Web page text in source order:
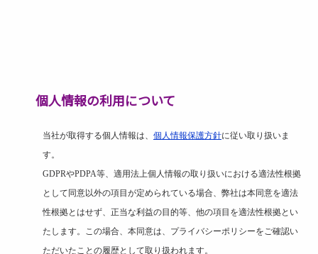
個人情報の利用について
当社が取得する個人情報は、 個人情報保護方針に従い取り扱いま
す。
GDPRやPDPA等、適用法上個人情報の取り扱いにおける適法性根拠
として同意以外の項目が定められている場合、弊社は本同意を適法
性根拠とはせず、正当な利益の目的等、他の項目を適法性根拠とい
たします。この場合、本同意は、プライバシーポリシーをご確認い
ただいたことの履歴として取り扱われます。